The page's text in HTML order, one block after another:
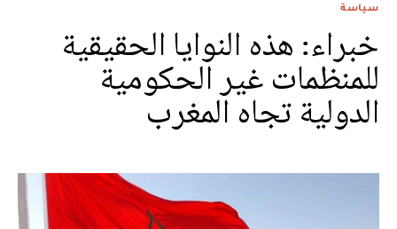
سياسة
خبراء: هذه النوايا الحقيقية
للمنظمات غير الحكومية
الدولية تجاه المغرب